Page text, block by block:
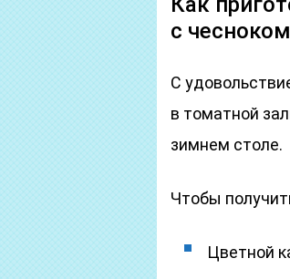
с чесноком
С
в томатной
зимнем столе.
Чтобы
Цветной